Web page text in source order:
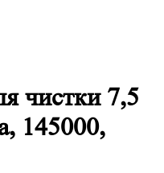
чистки 7,5
145000,